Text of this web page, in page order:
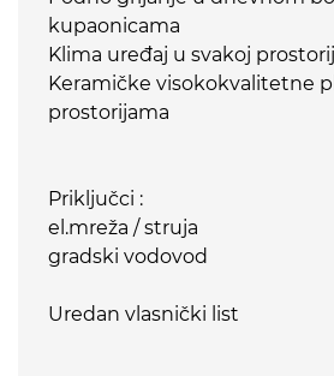
kupaonicama
Klima uređaj u svakoj
Keramičke visokokvalitetne
prostorijama
Priključci :
el.mreža / struja
gradski vodovod
Uredan vlasnički list